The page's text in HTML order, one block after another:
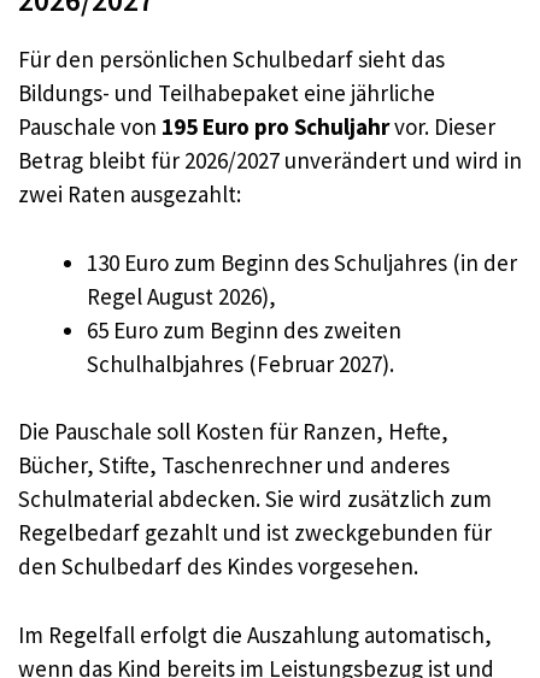
Für den persönlichen Schulbedarf sieht das
Bildungs- und Teilhabepaket eine jährliche
Pauschale von 195 Euro pro Schuljahrvor. Dieser
Betrag bleibt für 2026/2027 unverändert und wird in
zwei Raten ausgezahlt:
130 Euro zum Beginn des Schuljahres (in der
Regel August 2026),
65 Euro zum Beginn des zweiten
Schulhalbjahres (Februar 2027).
Die Pauschale soll Kosten für Ranzen, Hefte,
Bücher, Stifte, Taschenrechner und anderes
Schulmaterial abdecken. Sie wird zusätzlich zum
Regelbedarf gezahlt und ist zweckgebunden für
den Schulbedarf des Kindes vorgesehen.
Im Regelfall erfolgt die Auszahlung automatisch,
wenn das Kind bereits im Leistungsbezug ist und